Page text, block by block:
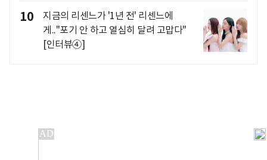
10
지금의 리센느가 '1년 전' 리센느에
게.."포기 안 하고 열심히 달려 고맙다"
[인터뷰④]